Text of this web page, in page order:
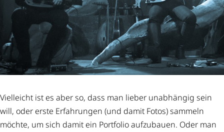
Vielleicht ist es aber so, dass man lieber unabhängig sein
will, oder erste Erfahrungen (und damit Fotos) sammeln
möchte, um sich damit ein Portfolio aufzubauen. Oder man